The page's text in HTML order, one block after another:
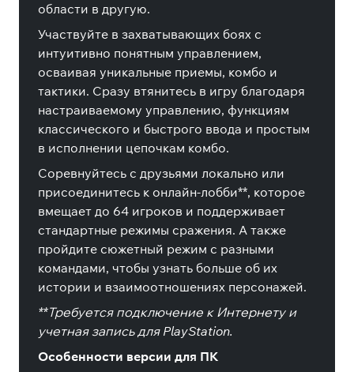
области в другую.
Участвуйте в захватывающих боях с
интуитивно понятным управлением,
осваивая уникальные приемы, комбо и
тактики. Сразу втянитесь в игру благодаря
настраиваемому управлению, функциям
классического и быстрого ввода и простым
в исполнении цепочкам комбо.
Соревнуйтесь с друзьями локально или
присоединитесь к онлайн-лобби**, которое
вмещает до 64 игроков и поддерживает
стандартные режимы сражения. А также
пройдите сюжетный режим с разными
командами, чтобы узнать больше об их
истории и взаимоотношениях персонажей.
**Требуется подключение к Интернету и
учетная запись для PlayStation.
Особенности версии для ПК